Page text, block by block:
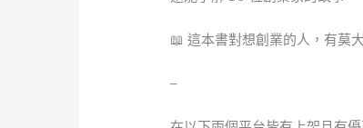
📖 這本書對想創業的人，有莫
–